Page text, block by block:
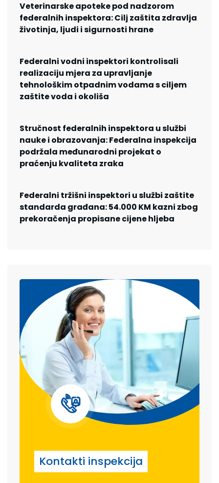
Veterinarske apoteke pod nadzorom
federalnih inspektora: Cilj zaštita zdravlja
životinja, ljudi i sigurnosti hrane
Federalni vodni inspektori kontrolisali
realizaciju mjera za upravljanje
tehnološkim otpadnim vodama s ciljem
zaštite voda i okoliša
Stručnost federalnih inspektora u službi
nauke i obrazovanja: Federalna inspekcija
podržala međunarodni projekat o
praćenju kvaliteta zraka
Federalni tržišni inspektori u službi zaštite
standarda građana: 54.000 KM kazni zbog
prekoračenja propisane cijene hljeba
Kontakti inspekcija